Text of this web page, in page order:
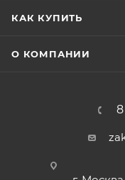
КАК КУПИТЬ
О КОМПАНИИ